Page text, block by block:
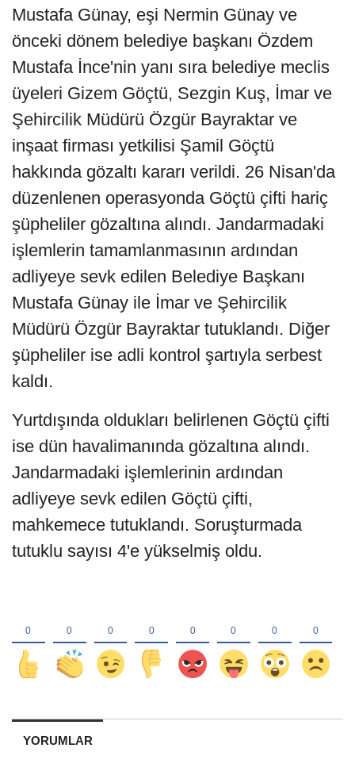
Mustafa Günay, eşi Nermin Günay ve
önceki dönem belediye başkanı Özdem
Mustafa İnce'nin yanı sıra belediye meclis
üyeleri Gizem Göçtü, Sezgin Kuş, İmar ve
Şehircilik Müdürü Özgür Bayraktar ve
inşaat firması yetkilisi Şamil Göçtü
hakkında gözaltı kararı verildi. 26 Nisan'da
düzenlenen operasyonda Göçtü çifti hariç
şüpheliler gözaltına alındı. Jandarmadaki
işlemlerin tamamlanmasının ardından
adliyeye sevk edilen Belediye Başkanı
Mustafa Günay ile İmar ve Şehircilik
Müdürü Özgür Bayraktar tutuklandı. Diğer
şüpheliler ise adli kontrol şartıyla serbest
kaldı.
Yurtdışında oldukları belirlenen Göçtü çifti
ise dün havalimanında gözaltına alındı.
Jandarmadaki işlemlerinin ardından
adliyeye sevk edilen Göçtü çifti,
mahkemece tutuklandı. Soruşturmada
tutuklu sayısı 4'e yükselmiş oldu.
YORUMLAR